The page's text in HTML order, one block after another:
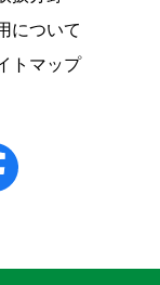
について
トマップ